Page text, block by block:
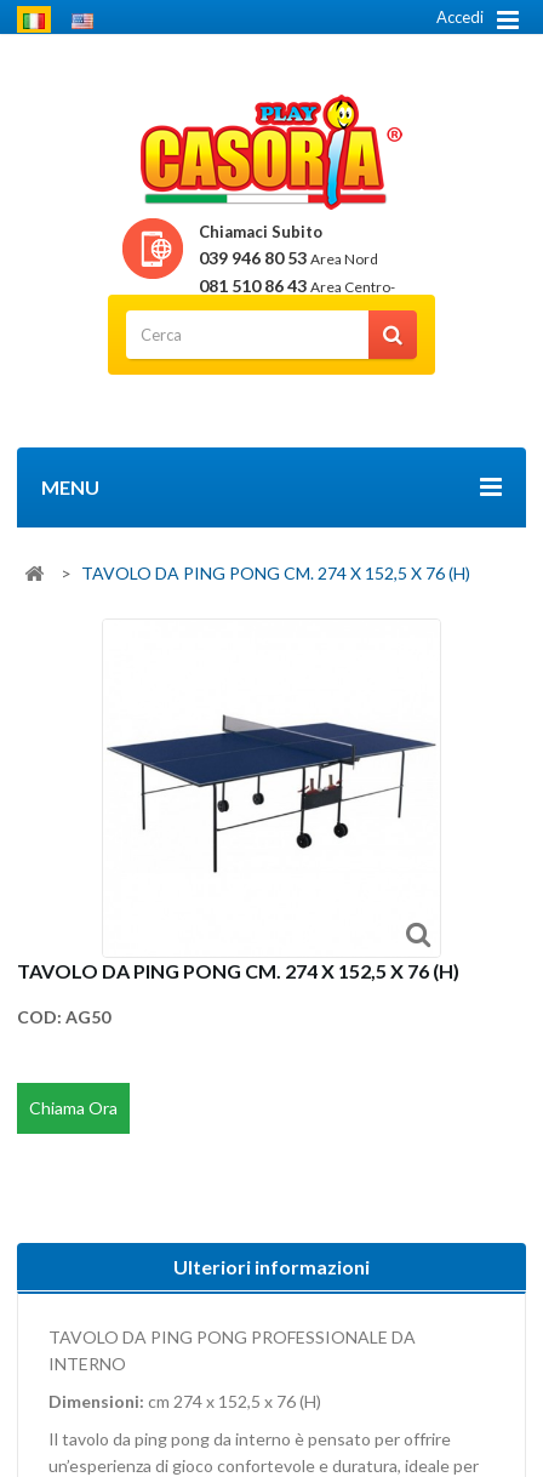
Accedi
Chiamaci Subito
039 946 80 53 Area Nord
081 510 86 43 Area Centro-
Sud
MENU
> TAVOLO DA PING PONG CM. 274 X 152,5 X 76 (H)
TAVOLO DA PING PONG CM. 274 X 152,5 X 76 (H)
COD: AG50
Chiama Ora
Ulteriori informazioni
TAVOLO DA PING PONG PROFESSIONALE DA
INTERNO
Dimensioni: cm 274 x 152,5 x 76 (H)
Il tavolo da ping pong da interno è pensato per offrire
un’esperienza di gioco confortevole e duratura, ideale per